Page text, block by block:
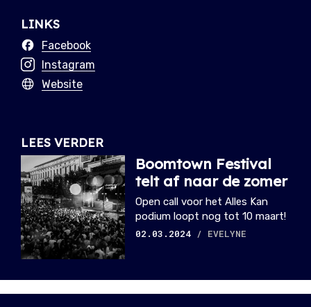
LINKS
Facebook
Instagram
Website
LEES VERDER
Boomtown Festival
telt af naar de zomer
Open call voor het Alles Kan
podium loopt nog tot 10 maart!
02.03.2024 / EVELYNE